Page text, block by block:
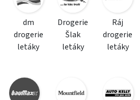
dm
drogerie
letáky
Drogerie
Šlak
letáky
Ráj
drogerie
letáky